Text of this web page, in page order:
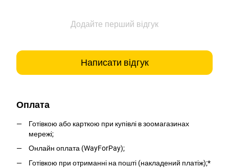
Додайте перший відгук
Написати відгук
Оплата
Готівкою або карткою при купівлі в зоомагазинах
мережі;
Онлайн оплата (WayForPay);
Готівкою при отриманні на пошті (накладений платіж);*